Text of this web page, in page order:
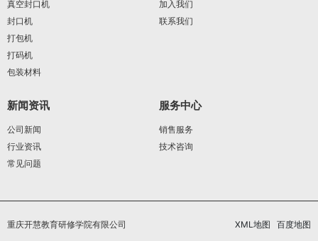
真空封口机
封口机
打包机
打码机
包装材料
加入我们
联系我们
新闻资讯
公司新闻
行业资讯
常见问题
服务中心
销售服务
技术咨询
重庆开慧教育研修学院有限公司 XML地图 百度地图